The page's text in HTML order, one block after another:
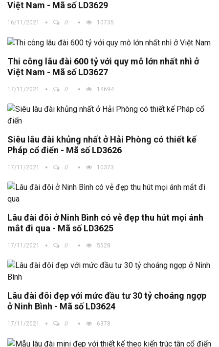
Việt Nam - Mã số LD3629
16/11/2021 0 10735
Thi công lâu đài 600 tỷ với quy mô lớn nhất nhì ở
Việt Nam - Mã số LD3627
17/11/2021 0 14694
Siêu lâu đài khủng nhất ở Hải Phòng có thiết kế
Pháp cổ điển - Mã số LD3626
17/11/2021 0 10373
Lâu đài đôi ở Ninh Bình có vẻ đẹp thu hút mọi ánh
mắt đi qua - Mã số LD3625
17/11/2021 0 5528
Lâu đài đôi đẹp với mức đầu tư 30 tỷ choáng ngợp
ở Ninh Bình - Mã số LD3624
17/11/2021 0 6378